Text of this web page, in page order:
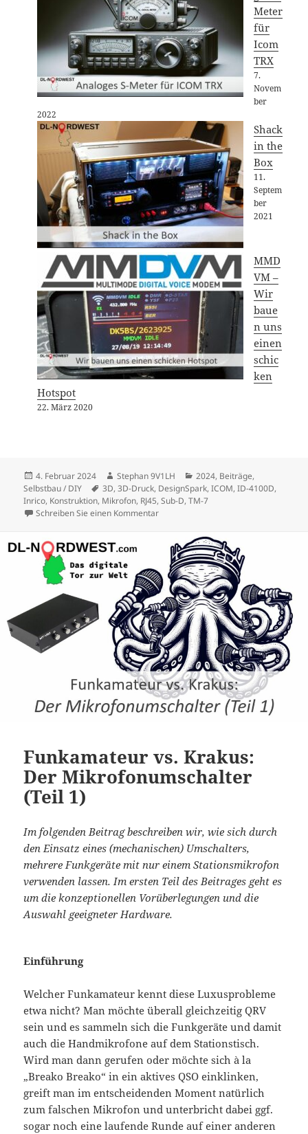
Meter
für
Icom
TRX
7.
Novem
ber
2022
Shack
in the
Box
11.
Septem
ber
2021
MMD
VM –
Wir
baue
n uns
einen
schic
ken
Hotspot
22. März 2020
Veröffentlicht
am
4. Februar 2024 Autor
Stephan 9V1LH Kategorien
2024, Beiträge,
Selbstbau / DIY
Schlagwörter
3D,3D-Druck, DesignSpark,ICOM,ID-4100D,
Inrico, Konstruktion, Mikrofon, RJ45,Sub-D,TM-7
Schreiben Sie einen Kommentarzu Funkamateur vs. Krakus: Der
Funkamateur vs. Krakus:
Der Mikrofonumschalter
(Teil 1)
Im folgenden Beitrag beschreiben wir, wie sich durch
den Einsatz eines (mechanischen) Umschalters,
mehrere Funkgeräte mit nur einem Stationsmikrofon
verwenden lassen. Im ersten Teil des Beitrages geht es
um die konzeptionellen Vorüberlegungen und die
Auswahl geeigneter Hardware.
Einführung
Welcher Funkamateur kennt diese Luxusprobleme
etwa nicht? Man möchte überall gleichzeitig QRV
sein und es sammeln sich die Funkgeräte und damit
auch die Handmikrofone auf dem Stationstisch.
Wird man dann gerufen oder möchte sich à la
„Breako Breako“ in ein aktives QSO einklinken,
greift man im entscheidenden Moment natürlich
zum falschen Mikrofon und unterbricht dabei ggf.
sogar noch eine laufende Runde auf einer anderen